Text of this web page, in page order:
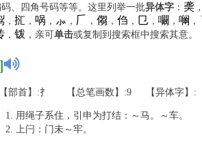
、四角号码等等。这里列举一批异体字： 䶮 ，
， 㧟 ， 㖞 ， ⺗ ， 𠂆 ， 㑳 ， 㑇 ， 㔾 ， 㘚 ， 㘎 ，
， 䥽，亲可单击或复制到搜索框中搜索其意。
【部首】:扌 【总笔画数】:9 【异体字】:
用绳子系住，引申为打结：～马。～车。
上闩：门未～牢。